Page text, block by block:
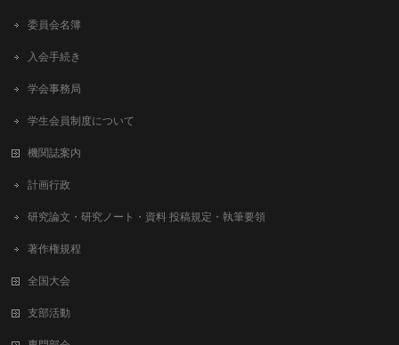
委員会名簿
入会手続き
学会事務局
学生会員制度について
機関誌案内
計画行政
研究論文・研究ノート・資料 投稿規定・執筆要領
著作権規程
全国大会
支部活動